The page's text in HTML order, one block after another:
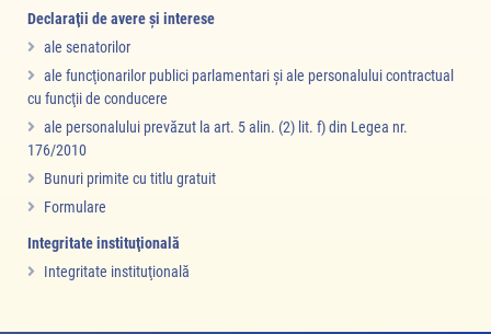
Declaraţii de avere şi interese
ale senatorilor
ale funcţionarilor publici parlamentari şi ale personalului contractual
cu funcţii de conducere
ale personalului prevăzut la art. 5 alin. (2) lit. f) din Legea nr.
176/2010
Bunuri primite cu titlu gratuit
Formulare
Integritate instituţională
Integritate instituţională